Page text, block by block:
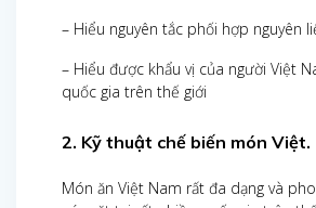
– Hiểu nguyên tắc phối hợp nguyên
– Hiểu được khẩu vị của người Việt
quốc gia trên thế giới
2. Kỹ thuật chế biến món Việt.
Món ăn Việt Nam rất đa dạng và